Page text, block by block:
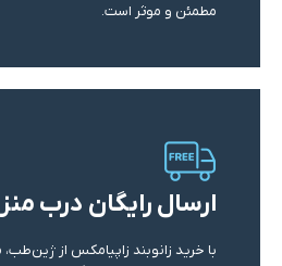
مطمئن و موثر است.
ارسال رایگان درب
با خرید زانوبند زاپیامکس از